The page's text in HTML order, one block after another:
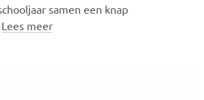
samen een knap
Lees meer